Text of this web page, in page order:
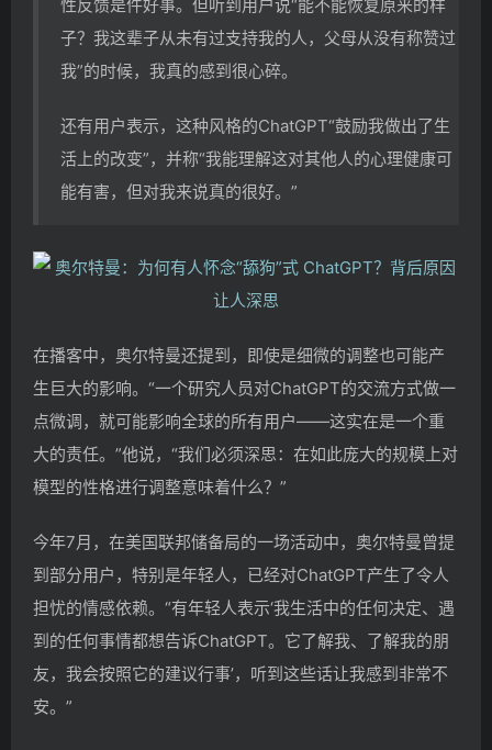
性反馈是件好事。但听到用户说“能不能恢复原来的样
子？我这辈子从未有过支持我的人，父母从没有称赞过
我”的时候，我真的感到很心碎。
还有用户表示，这种风格的ChatGPT“鼓励我做出了生
活上的改变”，并称“我能理解这对其他人的心理健康可
能有害，但对我来说真的很好。”
在播客中，奥尔特曼还提到，即使是细微的调整也可能产
生巨大的影响。“一个研究人员对ChatGPT的交流方式做一
点微调，就可能影响全球的所有用户——这实在是一个重
大的责任。”他说，“我们必须深思：在如此庞大的规模上对
模型的性格进行调整意味着什么？”
今年7月，在美国联邦储备局的一场活动中，奥尔特曼曾提
到部分用户，特别是年轻人，已经对ChatGPT产生了令人
担忧的情感依赖。“有年轻人表示‘我生活中的任何决定、遇
到的任何事情都想告诉ChatGPT。它了解我、了解我的朋
友，我会按照它的建议行事’，听到这些话让我感到非常不
安。”